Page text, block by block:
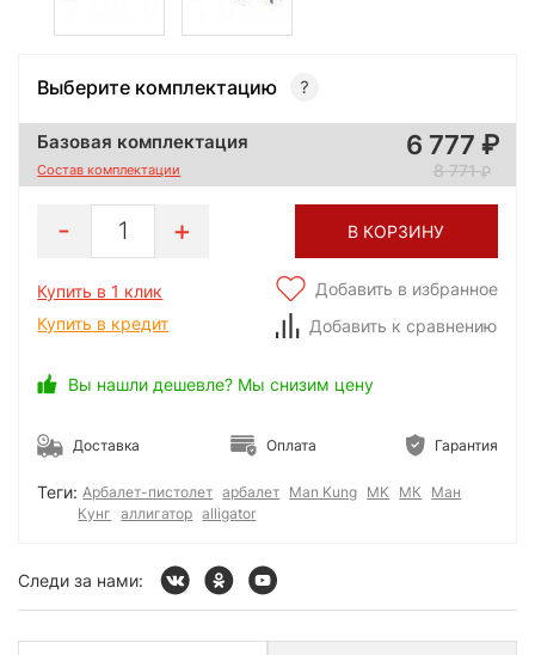
Выберите комплектацию
Базовая комплектация
Состав комплектации
6 777
8 771
1 В КОРЗИНУ
Купить в 1 клик
Купить в кредит
Добавить в избранное
Добавить к сравнению
Вы нашли дешевле? Мы снизим цену
Доставка Оплата Гарантия
Теги: Арбалет-пистолет арбалет Man Kung MK МК
Ман
Кунг
аллигатор alligator
Следи за нами: